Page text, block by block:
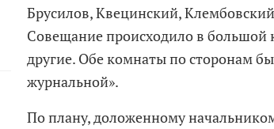
Брусилов, Квецинский,
Совещание происходило в большой
другие. Обе комнаты по сторонам
журнальной».
По плану, доложенному